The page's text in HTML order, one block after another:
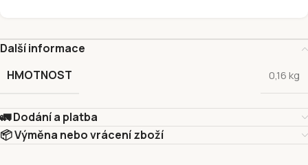
Další informace
HMOTNOST
0,16 kg
🚛 Dodání a platba
📦 Výměna nebo vrácení zboží